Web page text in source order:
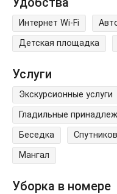
Интернет Wi-Fi
Детская площадка
Услуги
Экскурсионные услуги
Гладильные
Беседка
Мангал
Уборка в номере